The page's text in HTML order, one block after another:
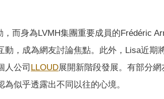
而身為LVMH集團重要成員的Frédéric
，成為網友討論焦點。此外，Lisa近期
人公司 LLOUD展開新階段發展。有部分網
似乎透露出不同以往的心境。